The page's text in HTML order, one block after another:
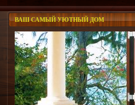
ВАШ САМЫЙ УЮТНЫЙ ДОМ